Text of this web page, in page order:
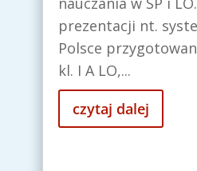
prezentacji nt.
Polsce
kl. I A LO,...
czytaj dalej